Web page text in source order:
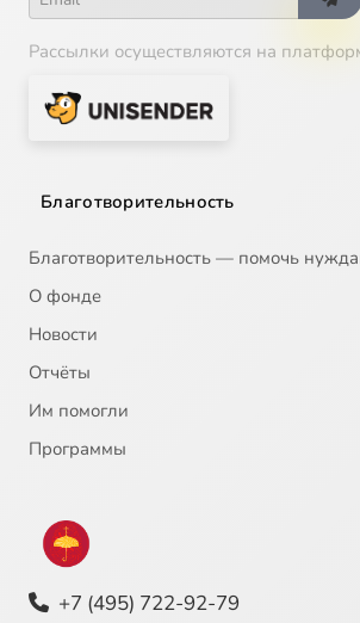
Рассылки осуществляются на
Благотворительность
Благотворительность — помочь
О фонде
Новости
Отчёты
Им помогли
Программы
+7 (495) 722-92-79